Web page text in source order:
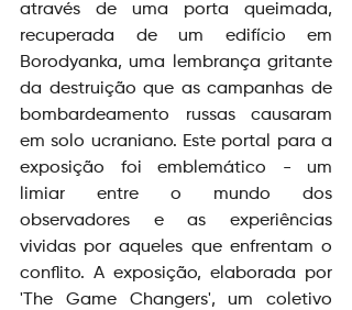
através de uma porta queimada,
recuperada de um edifício em
Borodyanka, uma lembrança gritante
da destruição que as campanhas de
bombardeamento russas causaram
em solo ucraniano. Este portal para a
exposição foi emblemático - um
limiar entre o mundo dos
observadores e as experiências
vividas por aqueles que enfrentam o
conflito. A exposição, elaborada por
'The Game Changers', um coletivo